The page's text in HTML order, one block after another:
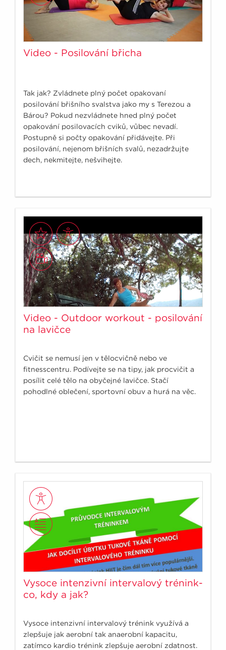
Video - Posilování břicha
Tak jak? Zvládnete plný počet opakovaní
posilování břišního svalstva jako my s Terezou a
Bárou? Pokud nezvládnete hned plný počet
opakování posilovacích cviků, vůbec nevadí.
Postupně si počty opakování přidávejte. Při
posilování, nejenom břišních svalů, nezadržujte
dech, nekmitejte, nešvihejte.
Video - Outdoor workout - posilování
na lavičce
Cvičit se nemusí jen v tělocvičně nebo ve
fitnesscentru. Podívejte se na tipy, jak procvičit a
posílit celé tělo na obyčejné lavičce. Stačí
pohodlné oblečení, sportovní obuv a hurá na věc.
Vysoce intenzivní intervalový trénink-
co, kdy a jak?
Vysoce intenzivní intervalový trénink využívá a
zlepšuje jak aerobní tak anaerobní kapacitu,
zatímco kardio trénink zlepšuje aerobní zdatnost.